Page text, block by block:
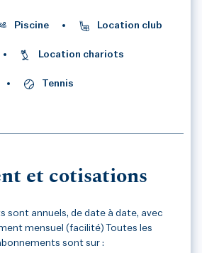
Piscine Location club
Location chariots
Tennis
et cotisations
sont annuels, de date à date, avec
mensuel (facilité) Toutes les
sont sur :